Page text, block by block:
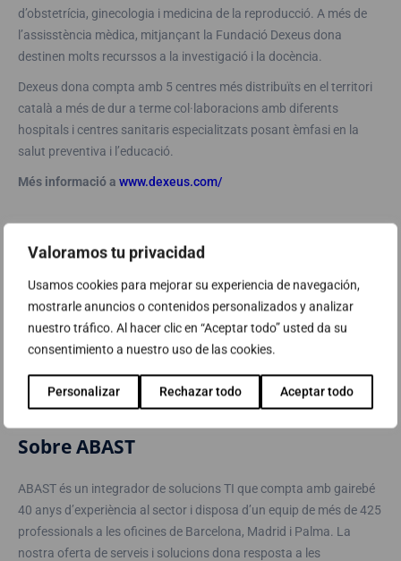
Valoramos tu privacidad
Usamos cookies para mejorar su experiencia de navegación,
mostrarle anuncios o contenidos personalizados y analizar
nuestro tráfico. Al hacer clic en “Aceptar todo” usted da su
consentimiento a nuestro uso de las cookies.
Personalizar Rechazar todo Aceptar todo
d’obstetrícia, ginecologia i medicina de la reproducció. A més de
l’assisstència mèdica, mitjançant la Fundació Dexeus dona
destinen molts recurssos a la investigació i la docència.
Dexeus dona compta amb 5 centres més distribuïts en el territori
català a més de dur a terme col·laboracions amb diferents
hospitals i centres sanitaris especialitzats posant èmfasi en la
salut preventiva i l’educació.
Més informació a www.dexeus.com/
Sobre ABAST
ABAST és un integrador de solucions TI que compta amb gairebé
40 anys d’experiència al sector i disposa d’un equip de més de 425
professionals a les oficines de Barcelona, ​​Madrid i Palma. La
nostra oferta de serveis i solucions dona resposta a les